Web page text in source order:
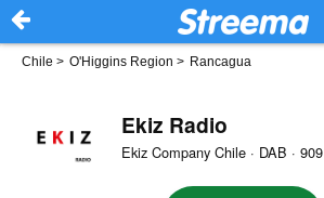
Chile > O'Higgins Region > Rancagua
Ekiz Radio
Ekiz Company Chile · DAB · 909